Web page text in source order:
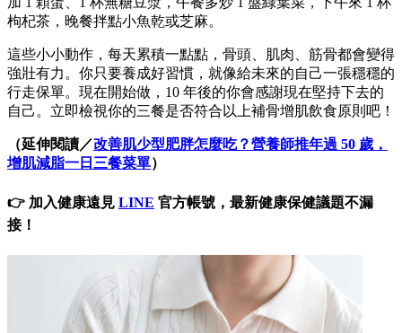
枸杞茶，晚餐拌點小魚乾或芝麻。
這些小小動作，每天累積一點點，骨頭、肌肉、筋骨都會變得
強壯有力。你只要養成好習慣，就像給未來的自己一張穩穩的
行走保單。現在開始做，10 年後的你會感謝現在堅持下去的
自己。立即檢視你的三餐是否符合以上補骨增肌飲食原則吧！
（延伸閱讀／改善肌少型肥胖怎麼吃？營養師推年過 50 歲，
增肌減脂一日三餐菜單）
👉 加入健康遠見 LINE 官方帳號，最新健康保健議題不漏
接！